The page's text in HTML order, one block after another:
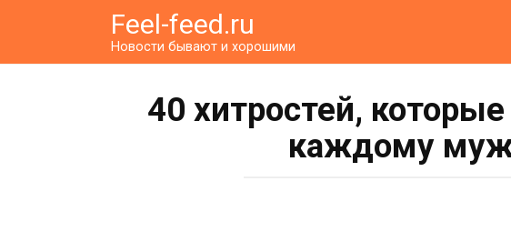
Feel-feed.ru
Новости бывают и хорошими
40 хитростей,
каждому